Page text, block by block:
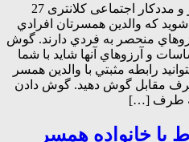
تهیه کننده: نجمه ودیعی – مشاور و مددکار اجتماعی کلانتری 27
كه والدين همسرتان افرادي
منحصر به فردي دارند. گوش
و آرزوهاي آنها شايد با شما
رابطه­ مثبتي با والدين همسر
طرف مقابل گوش دهيد. گوش دادن
به طرف […]
با خانواده همسر